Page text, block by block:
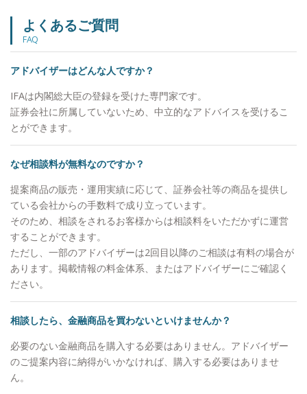
よくあるご質問
FAQ
アドバイザーはどんな人ですか？
IFAは内閣総大臣の登録を受けた専門家です。
証券会社に所属していないため、中立的なアドバイスを受けるこ
とができます。
なぜ相談料が無料なのですか？
提案商品の販売・運用実績に応じて、証券会社等の商品を提供し
ている会社からの手数料で成り立っています。
そのため、相談をされるお客様からは相談料をいただかずに運営
することができます。
ただし、一部のアドバイザーは2回目以降のご相談は有料の場合が
あります。掲載情報の料金体系、またはアドバイザーにご確認く
ださい。
相談したら、金融商品を買わないといけませんか？
必要のない金融商品を購入する必要はありません。アドバイザー
のご提案内容に納得がいかなければ、購入する必要はありませ
ん。